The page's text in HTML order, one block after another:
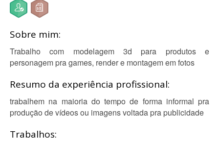
Sobre mim:
Trabalho com modelagem 3d para produtos e
personagem pra games, render e montagem em fotos
Resumo da experiência profissional:
trabalhem na maioria do tempo de forma informal pra
produção de vídeos ou imagens voltada pra publicidade
Trabalhos: